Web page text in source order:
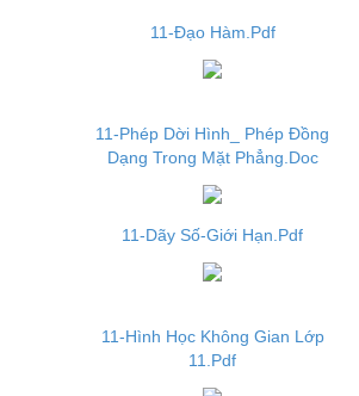
11-Đạo Hàm.Pdf
11-Phép Dời Hình_ Phép Đồng
Dạng Trong Mặt Phẳng.Doc
11-Dãy Số-Giới Hạn.Pdf
11-Hình Học Không Gian Lớp
11.Pdf